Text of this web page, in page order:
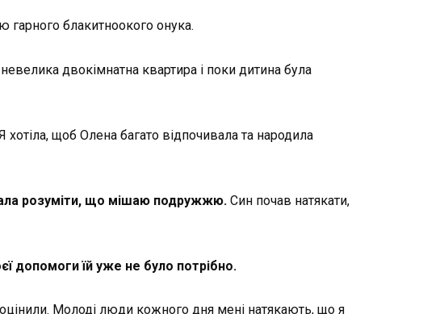
блакитноокого онука.
двокімнатна квартира і поки дитина була
хотіла, щоб Олена багато відпочивала та народила
розуміти, що мішаю подружжю. Син почав натякати,
допомоги їй уже не було потрібно.
Молоді люди кожного дня мені натякають, що я